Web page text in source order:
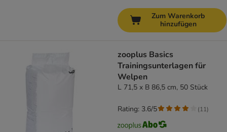
Zum Warenkorb
hinzufügen
zooplus Basics
Trainingsunterlagen für
Welpen
L 71,5 x B 86,5 cm, 50 Stück
Rating: 3.6/5 (11)